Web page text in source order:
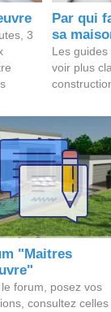
3
Par qui
sa
Les
voir plus
"Maitres
forum, posez vos
consultez celles